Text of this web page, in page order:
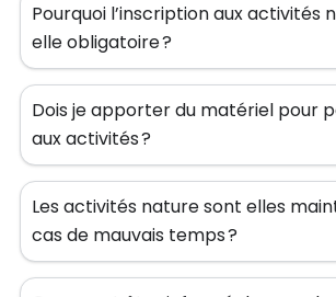
Pourquoi l’inscription aux activités
elle obligatoire ?
Dois je apporter du matériel pour
aux activités ?
Les activités nature sont elles
cas de mauvais temps ?